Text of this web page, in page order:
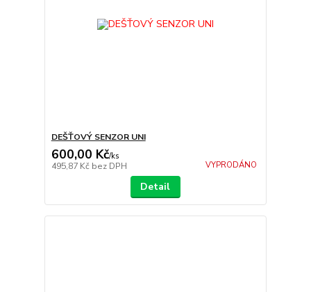
DEŠŤOVÝ SENZOR UNI
600,00 Kč/ks
495,87 Kč bez DPH VYPRODÁNO
Detail